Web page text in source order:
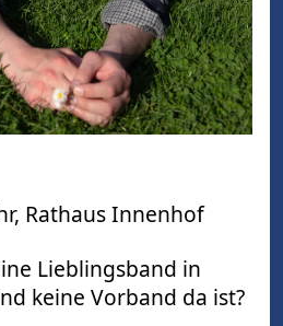
Rathaus Innenhof
Lieblingsband in
keine Vorband da ist?